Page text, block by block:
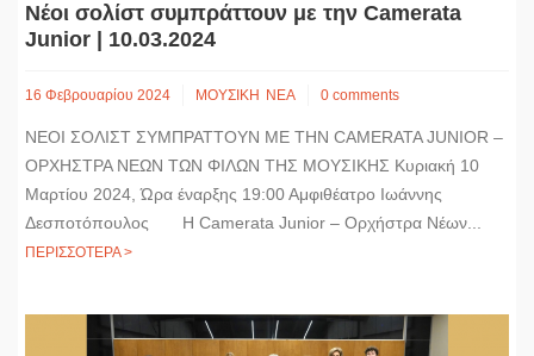
Νέοι σολίστ συμπράττουν με την Camerata
Junior | 10.03.2024
16 Φεβρουαρίου 2024 ΜΟΥΣΙΚΗ ΝΕΑ 0 comments
ΝΕΟΙ ΣΟΛΙΣΤ ΣΥΜΠΡΑΤΤΟΥΝ ΜΕ ΤΗΝ CAMERATA JUNIOR –
ΟΡΧΗΣΤΡΑ ΝΕΩΝ ΤΩΝ ΦΙΛΩΝ ΤΗΣ ΜΟΥΣΙΚΗΣ Κυριακή 10
Μαρτίου 2024, Ώρα έναρξης 19:00 Αμφιθέατρο Ιωάννης
Δεσποτόπουλος Η Camerata Junior – Ορχήστρα Νέων...
ΠΕΡΙΣΣΟΤΕΡΑ >